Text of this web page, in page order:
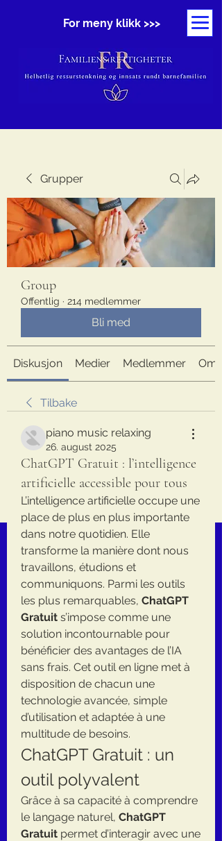
For meny klikk >>>
Grupper
Group
Offentlig · 214 medlemmer
Bli med
Diskusjon Medier Medlemmer Om
Tilbake
piano music relaxing
26. august 2025
ChatGPT Gratuit : l’intelligence
artificielle accessible pour tous
L’intelligence artificielle occupe une
place de plus en plus importante
dans notre quotidien. Elle
transforme la manière dont nous
travaillons, étudions et
communiquons. Parmi les outils
les plus remarquables, ChatGPT
Gratuit s’impose comme une
solution incontournable pour
bénéficier des avantages de l’IA
sans frais. Cet outil en ligne met à
disposition de chacun une
technologie avancée, simple
d’utilisation et adaptée à une
multitude de besoins.
ChatGPT Gratuit : un
outil polyvalent
Grâce à sa capacité à comprendre
le langage naturel, ChatGPT
Gratuit permet d’interagir avec une